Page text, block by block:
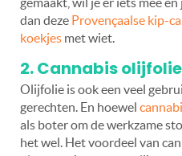
dan deze Provençaalse kip-
koekjes met wiet.
2. Cannabis olijfolie
Olijfolie is ook een veel
gerechten. En hoewel
als boter om de werkzame
het wel. Het voordeel van